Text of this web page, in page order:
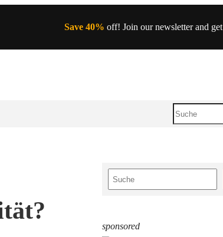
Save 40% off! Join our newsletter and get
Search
e
c
sponsored